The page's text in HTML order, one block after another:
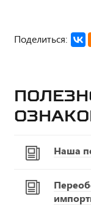
Поделиться:
Наша